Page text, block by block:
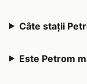
Câte stații
Este Petrom